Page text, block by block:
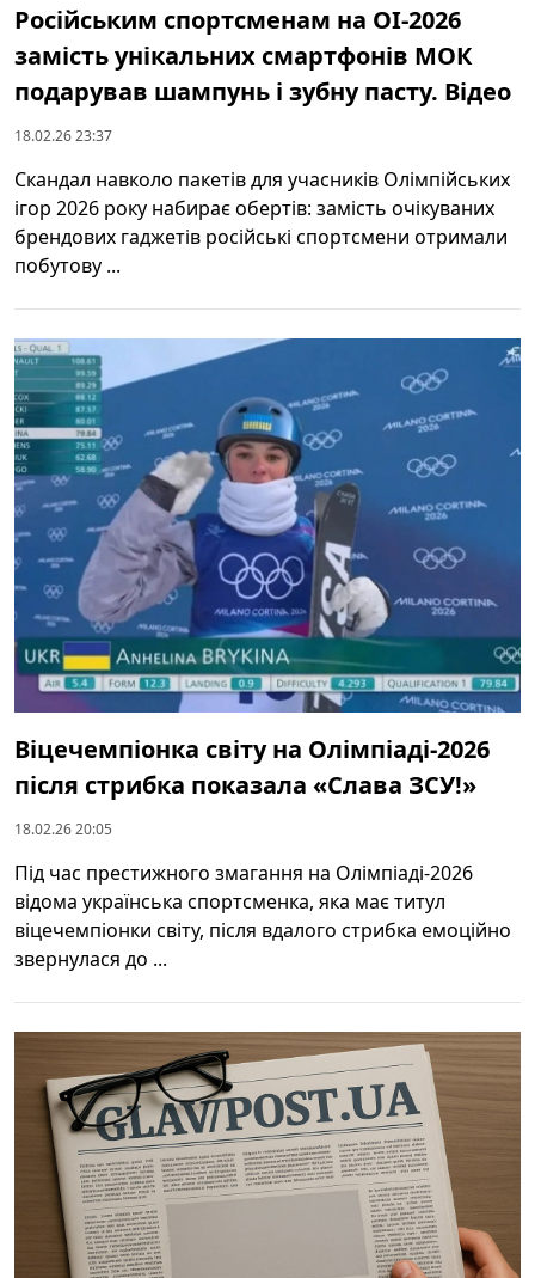
Російським спортсменам на ОІ-2026
замість унікальних смартфонів МОК
подарував шампунь і зубну пасту. Відео
18.02.26 23:37
Скандал навколо пакетів для учасників Олімпійських
ігор 2026 року набирає обертів: замість очікуваних
брендових гаджетів російські спортсмени отримали
побутову ...
Віцечемпіонка світу на Олімпіаді-2026
після стрибка показала «Слава ЗСУ!»
18.02.26 20:05
Під час престижного змагання на Олімпіаді-2026
відома українська спортсменка, яка має титул
віцечемпіонки світу, після вдалого стрибка емоційно
звернулася до ...